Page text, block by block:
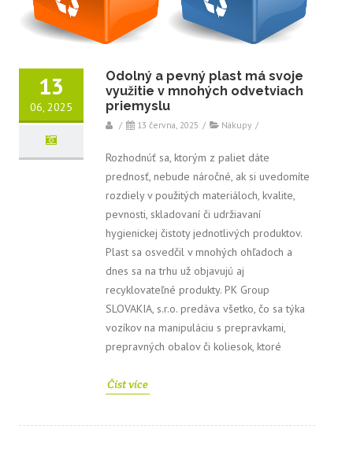
13
06, 2025
Odolný a pevný plast má svoje
využitie v mnohých odvetviach
priemyslu
/ 13 června, 2025 / Nákupy /
Rozhodnúť sa, ktorým z paliet dáte
prednosť, nebude náročné, ak si uvedomíte
rozdiely v použitých materiáloch, kvalite,
pevnosti, skladovaní či udržiavaní
hygienickej čistoty jednotlivých produktov.
Plast sa osvedčil v mnohých ohľadoch a
dnes sa na trhu už objavujú aj
recyklovateľné produkty. PK Group
SLOVAKIA, s.r.o. predáva všetko, čo sa týka
vozíkov na manipuláciu s prepravkami,
prepravných obalov či koliesok, ktoré
Číst více